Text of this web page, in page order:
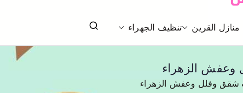
في الكويت
القرين تنظيف الجهراء